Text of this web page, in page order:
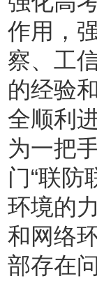
作用，
察、工
的经验
全顺利
为一把
门“联防
环境的
和网络
部存在